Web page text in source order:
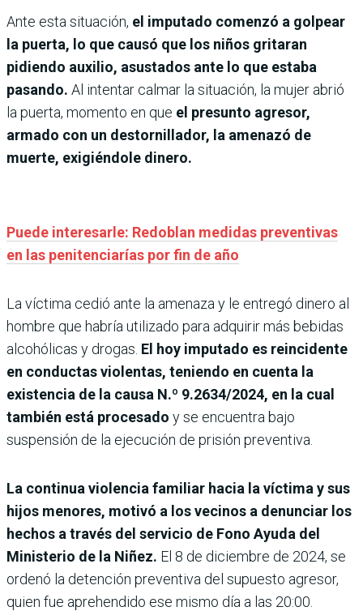
Ante esta situación, el imputado comenzó a golpear
la puerta, lo que causó que los niños gritaran
pidiendo auxilio, asustados ante lo que estaba
pasando. Al intentar calmar la situación, la mujer abrió
la puerta, momento en que el presunto agresor,
armado con un destornillador, la amenazó de
muerte, exigiéndole dinero.
Puede interesarle: Redoblan medidas preventivas
en las penitenciarías por fin de año
La víctima cedió ante la amenaza y le entregó dinero al
hombre que habría utilizado para adquirir más bebidas
alcohólicas y drogas. El hoy imputado es reincidente
en conductas violentas, teniendo en cuenta la
existencia de la causa N.º 9.2634/2024, en la cual
también está procesado y se encuentra bajo
suspensión de la ejecución de prisión preventiva.
La continua violencia familiar hacia la víctima y sus
hijos menores, motivó a los vecinos a denunciar los
hechos a través del servicio de Fono Ayuda del
Ministerio de la Niñez. El 8 de diciembre de 2024, se
ordenó la detención preventiva del supuesto agresor,
quien fue aprehendido ese mismo día a las 20:00.